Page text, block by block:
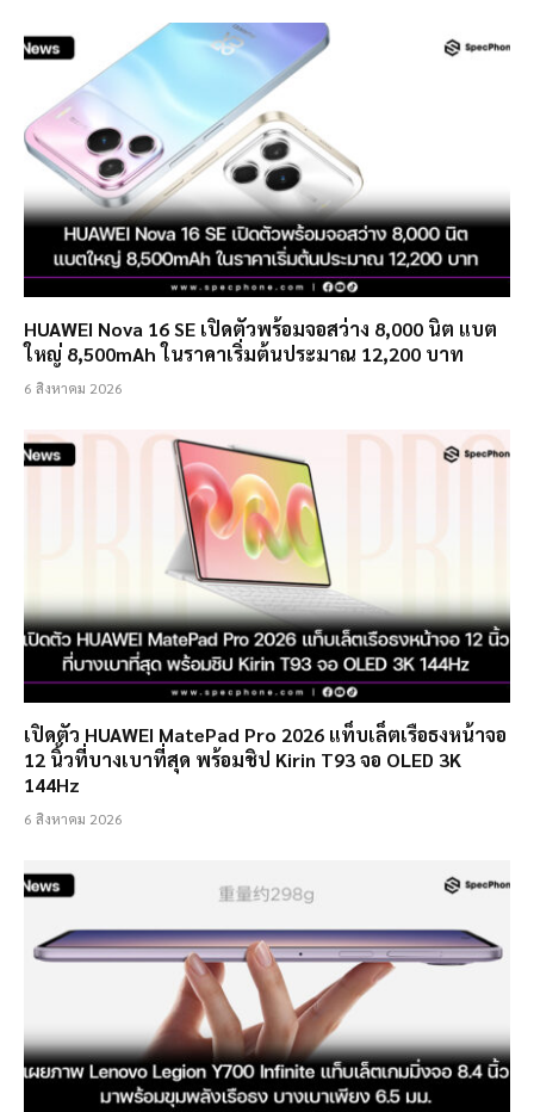
HUAWEI Nova 16 SE เปิดตัวพร้อมจอสว่าง 8,000 นิต แบต
ใหญ่ 8,500mAh ในราคาเริ่มต้นประมาณ 12,200 บาท
6 สิงหาคม 2026
เปิดตัว HUAWEI MatePad Pro 2026 แท็บเล็ตเรือธงหน้าจอ
12 นิ้วที่บางเบาที่สุด พร้อมชิป Kirin T93 จอ OLED 3K
144Hz
6 สิงหาคม 2026